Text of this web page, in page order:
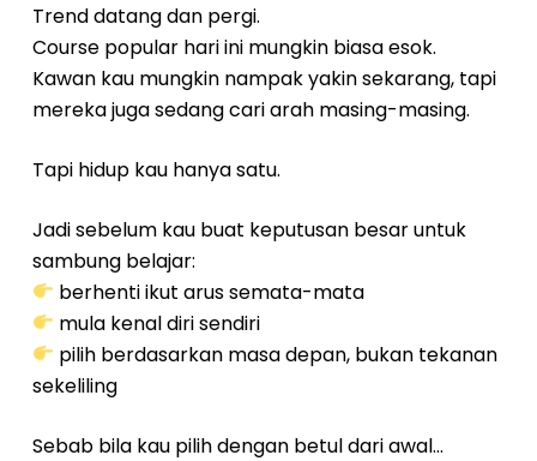
Trend datang dan pergi.
Course popular hari ini mungkin biasa esok.
Kawan kau mungkin nampak yakin sekarang, tapi
mereka juga sedang cari arah masing-masing.
Tapi hidup kau hanya satu.
Jadi sebelum kau buat keputusan besar untuk
sambung belajar:
berhenti ikut arus semata-mata
mula kenal diri sendiri
pilih berdasarkan masa depan, bukan tekanan
sekeliling
Sebab bila kau pilih dengan betul dari awal…